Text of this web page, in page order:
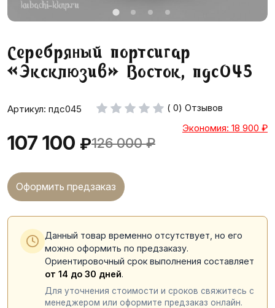
Серебряный портсигар
«Эксклюзив» Восток, пдс045
Артикул: пдс045 ( 0) Отзывов
107 100 ₽126 000 ₽
Экономия: 18 900 ₽
Оформить предзаказ
Данный товар временно отсутствует, но его
можно оформить по предзаказу.
Ориентировочный срок выполнения составляет
от 14 до 30 дней.
Для уточнения стоимости и сроков свяжитесь с
менеджером или оформите предзаказ онлайн.